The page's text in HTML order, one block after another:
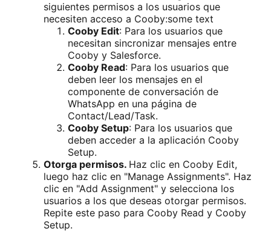
siguientes permisos a los usuarios que
necesiten acceso a Cooby:some text
Cooby Edit: Para los usuarios que
necesitan sincronizar mensajes entre
Cooby y Salesforce.
Cooby Read: Para los usuarios que
deben leer los mensajes en el
componente de conversación de
WhatsApp en una página de
Contact/Lead/Task.
Cooby Setup: Para los usuarios que
deben acceder a la aplicación Cooby
Setup.
Otorga permisos. Haz clic en Cooby Edit,
luego haz clic en "Manage Assignments". Haz
clic en "Add Assignment" y selecciona los
usuarios a los que deseas otorgar permisos.
Repite este paso para Cooby Read y Cooby
Setup.